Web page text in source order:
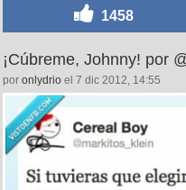
1458
¡Cúbreme, Johnny! por
por onlydrio el 7 dic 2012, 14:55